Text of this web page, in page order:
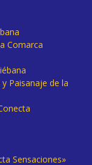
Comarca
Paisanaje de la
Sensaciones»